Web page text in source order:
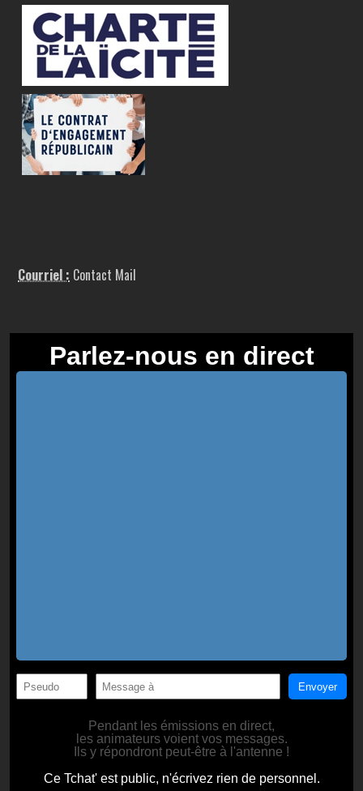
Courriel : Contact Mail